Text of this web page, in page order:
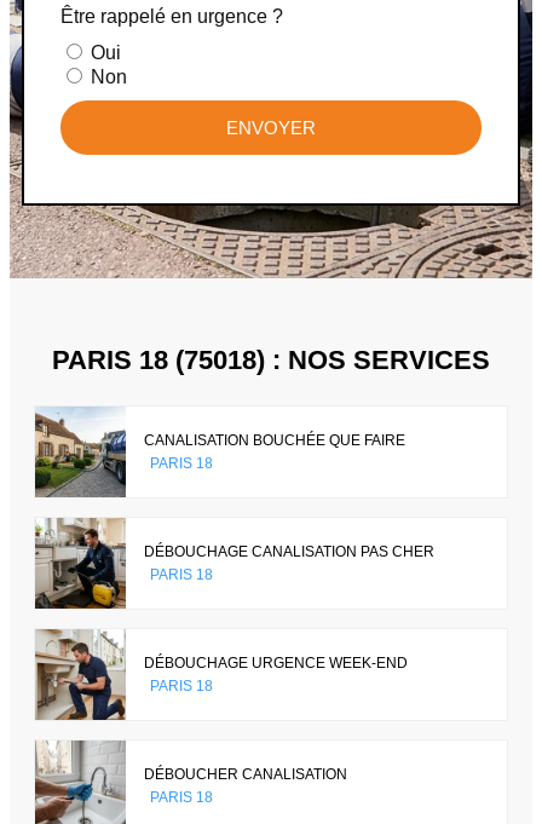
Être rappelé en urgence ?
Oui
Non
ENVOYER
PARIS 18 (75018) : NOS SERVICES
CANALISATION BOUCHÉE QUE FAIRE
PARIS 18
DÉBOUCHAGE CANALISATION PAS CHER
PARIS 18
DÉBOUCHAGE URGENCE WEEK-END
PARIS 18
DÉBOUCHER CANALISATION
PARIS 18